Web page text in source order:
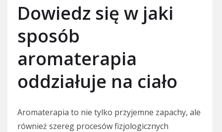
Dowiedz się w jaki
sposób
aromaterapia
oddziałuje na ciało
Aromaterapia to nie tylko przyjemne zapachy, ale
również szereg procesów fizjologicznych